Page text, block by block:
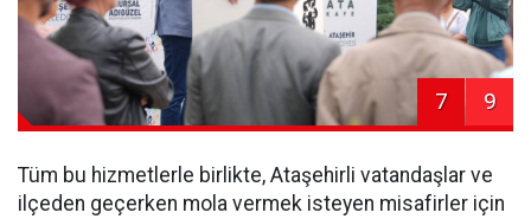
7 9
Tüm bu hizmetlerle birlikte, Ataşehirli vatandaşlar ve
ilçeden geçerken mola vermek isteyen misafirler için